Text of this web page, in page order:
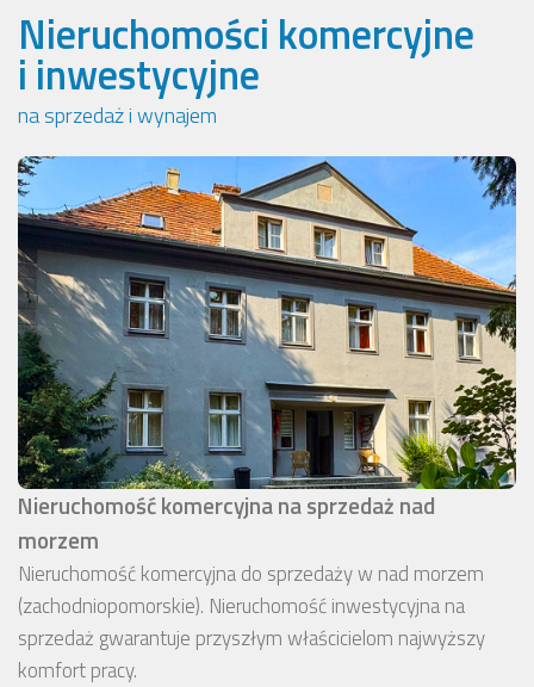
Nieruchomości komercyjne
i inwestycyjne
na sprzedaż i wynajem
Nieruchomość komercyjna na sprzedaż nad
morzem
Nieruchomość komercyjna do sprzedaży w nad morzem
(zachodniopomorskie). Nieruchomość inwestycyjna na
sprzedaż gwarantuje przyszłym właścicielom najwyższy
komfort pracy.